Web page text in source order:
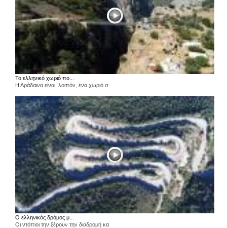
Το ελληνικό χωριό πο...
Η Αράδαινα είναι, λοιπόν, ένα χωριό σ
Ο ελληνικός δρόμος μ...
Οι ντόπιοι την ξέρουν την διαδρομή κα